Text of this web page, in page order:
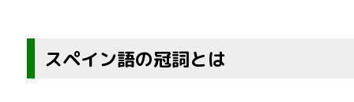
スペイン語の冠詞とは